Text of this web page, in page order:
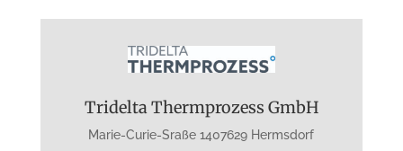
Tridelta Thermprozess GmbH
Marie-Curie-Sraße 1407629 Hermsdorf